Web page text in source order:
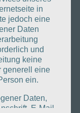
adipiscing
ut labore et
in
jedoch eine
Daten
und
keine
generell eine
ein.
Daten,
E-Mail-